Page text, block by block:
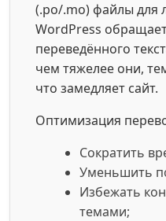
(.po/.mo) файлы для
WordPress
переведённого
чем тяжелее они,
что замедляет сайт.
Оптимизация
Сократить
Уменьшить
Избежать
темами;